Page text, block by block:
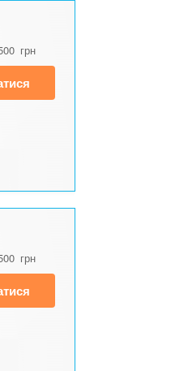
грн
грн